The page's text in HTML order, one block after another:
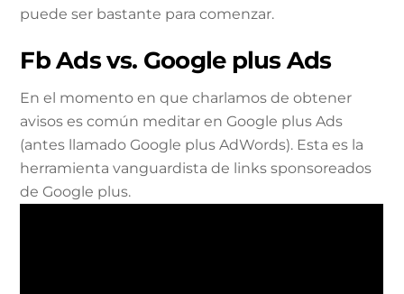
puede ser bastante para comenzar.
Fb Ads vs. Google plus Ads
En el momento en que charlamos de obtener
avisos es común meditar en Google plus Ads
(antes llamado Google plus AdWords). Esta es la
herramienta vanguardista de links sponsoreados
de Google plus.